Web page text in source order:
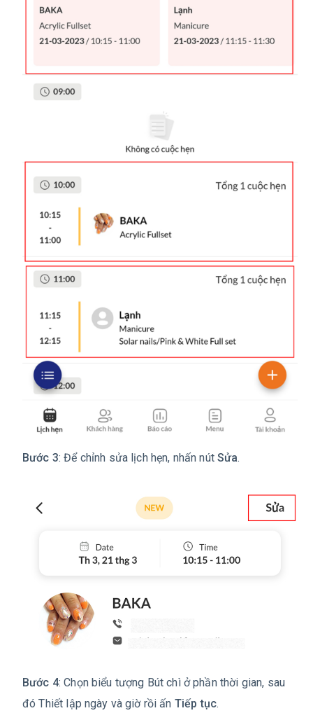
Bước 3: Để chỉnh sửa lịch hẹn, nhấn nútSửa.
Bước 4: Chọn biểu tượng Bút chì ở phần thời gian, sau
đó Thiết lập ngày và giờ rồi ấn Tiếp tục.